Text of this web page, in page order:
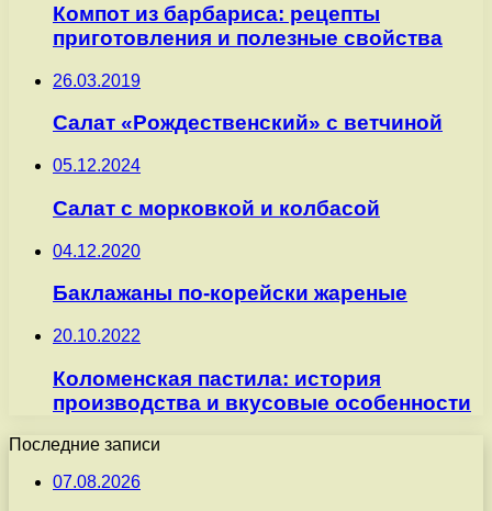
Компот из барбариса: рецепты
приготовления и полезные свойства
26.03.2019
Салат «Рождественский» с ветчиной
05.12.2024
Салат с морковкой и колбасой
04.12.2020
Баклажаны по-корейски жареные
20.10.2022
Коломенская пастила: история
производства и вкусовые особенности
Последние записи
07.08.2026